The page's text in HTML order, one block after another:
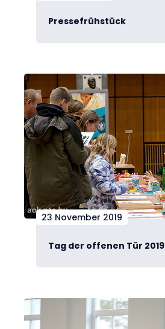
Pressefrühstück
23 November 2019
Tag der offenen Tür 2019